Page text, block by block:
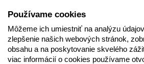
Používame cookies
Môžeme ich umiestniť na analýzu
zlepšenie našich webových stránok,
obsahu a na poskytovanie skvelého
viac informácií o cookies používame